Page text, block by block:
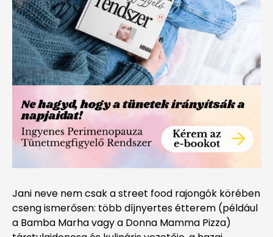
Jani neve nem csak a street food rajongók körében
cseng ismerősen: több díjnyertes étterem (például
a Bamba Marha vagy a Donna Mamma Pizza)